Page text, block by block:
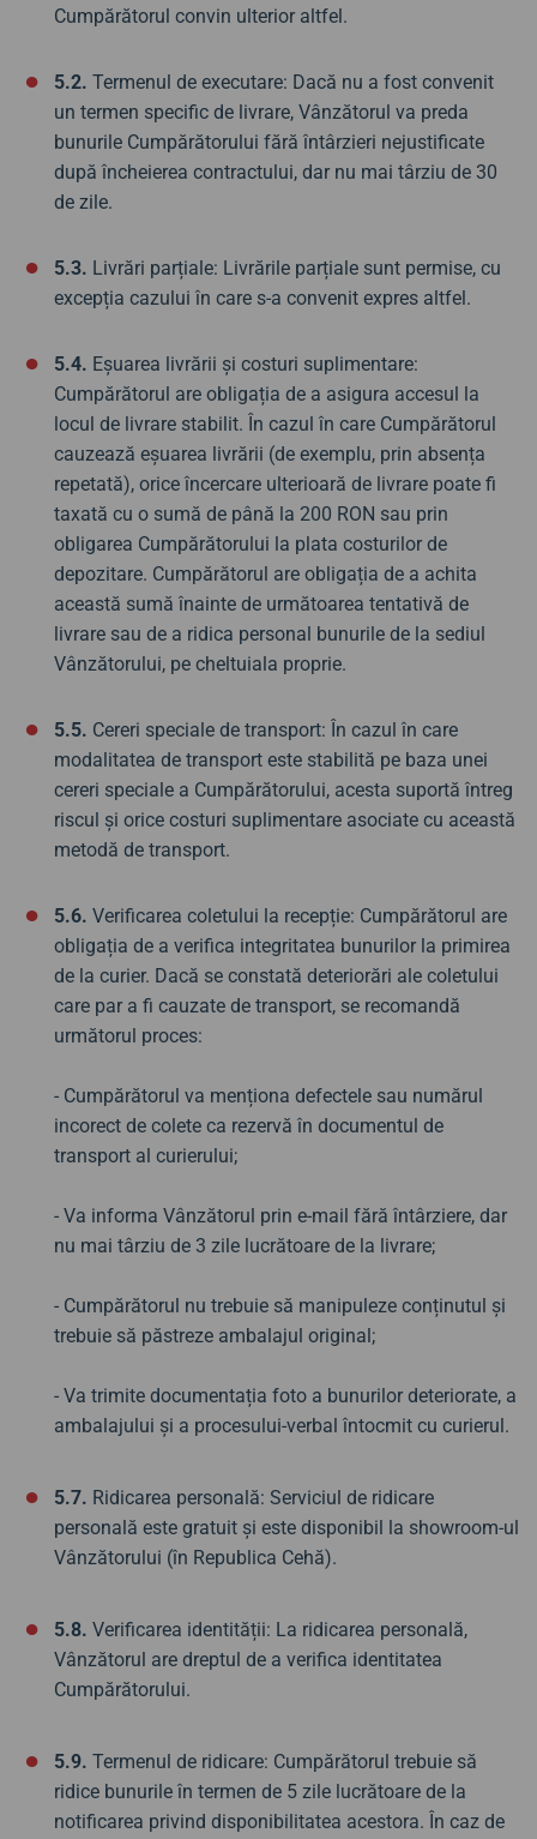
Cumpărătorul convin ulterior altfel.
5.2. Termenul de executare: Dacă nu a fost convenit
un termen specific de livrare, Vânzătorul va preda
bunurile Cumpărătorului fără întârzieri nejustificate
după încheierea contractului, dar nu mai târziu de 30
de zile.
5.3. Livrări parțiale: Livrările parțiale sunt permise, cu
excepția cazului în care s-a convenit expres altfel.
5.4. Eșuarea livrării și costuri suplimentare:
Cumpărătorul are obligația de a asigura accesul la
locul de livrare stabilit. În cazul în care Cumpărătorul
cauzează eșuarea livrării (de exemplu, prin absența
repetată), orice încercare ulterioară de livrare poate fi
taxată cu o sumă de până la 200 RON sau prin
obligarea Cumpărătorului la plata costurilor de
depozitare. Cumpărătorul are obligația de a achita
această sumă înainte de următoarea tentativă de
livrare sau de a ridica personal bunurile de la sediul
Vânzătorului, pe cheltuiala proprie.
5.5. Cereri speciale de transport: În cazul în care
modalitatea de transport este stabilită pe baza unei
cereri speciale a Cumpărătorului, acesta suportă întreg
riscul și orice costuri suplimentare asociate cu această
metodă de transport.
5.6. Verificarea coletului la recepție: Cumpărătorul are
obligația de a verifica integritatea bunurilor la primirea
de la curier. Dacă se constată deteriorări ale coletului
care par a fi cauzate de transport, se recomandă
următorul proces:
- Cumpărătorul va menționa defectele sau numărul
incorect de colete ca rezervă în documentul de
transport al curierului;
- Va informa Vânzătorul prin e-mail fără întârziere, dar
nu mai târziu de 3 zile lucrătoare de la livrare;
- Cumpărătorul nu trebuie să manipuleze conținutul și
trebuie să păstreze ambalajul original;
- Va trimite documentația foto a bunurilor deteriorate, a
ambalajului și a procesului-verbal întocmit cu curierul.
5.7. Ridicarea personală: Serviciul de ridicare
personală este gratuit și este disponibil la showroom-ul
Vânzătorului (în Republica Cehă).
5.8. Verificarea identității: La ridicarea personală,
Vânzătorul are dreptul de a verifica identitatea
Cumpărătorului.
5.9. Termenul de ridicare: Cumpărătorul trebuie să
ridice bunurile în termen de 5 zile lucrătoare de la
notificarea privind disponibilitatea acestora. În caz de